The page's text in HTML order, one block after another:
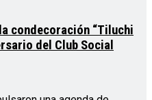
condecoración “Tiluchi
del Club Social